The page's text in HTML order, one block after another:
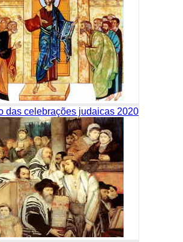
das celebrações judaicas 2020